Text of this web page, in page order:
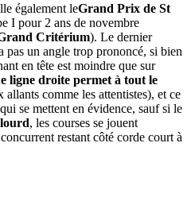
également leGrand Prix de St
I pour 2 ans de novembre
Critérium). Le dernier
pas un angle trop prononcé, si bien
en tête est moindre que sur
ligne droite permet à tout le
allants comme les attentistes), et ce
se mettent en évidence, sauf si le
, les courses se jouent
restant côté corde court à